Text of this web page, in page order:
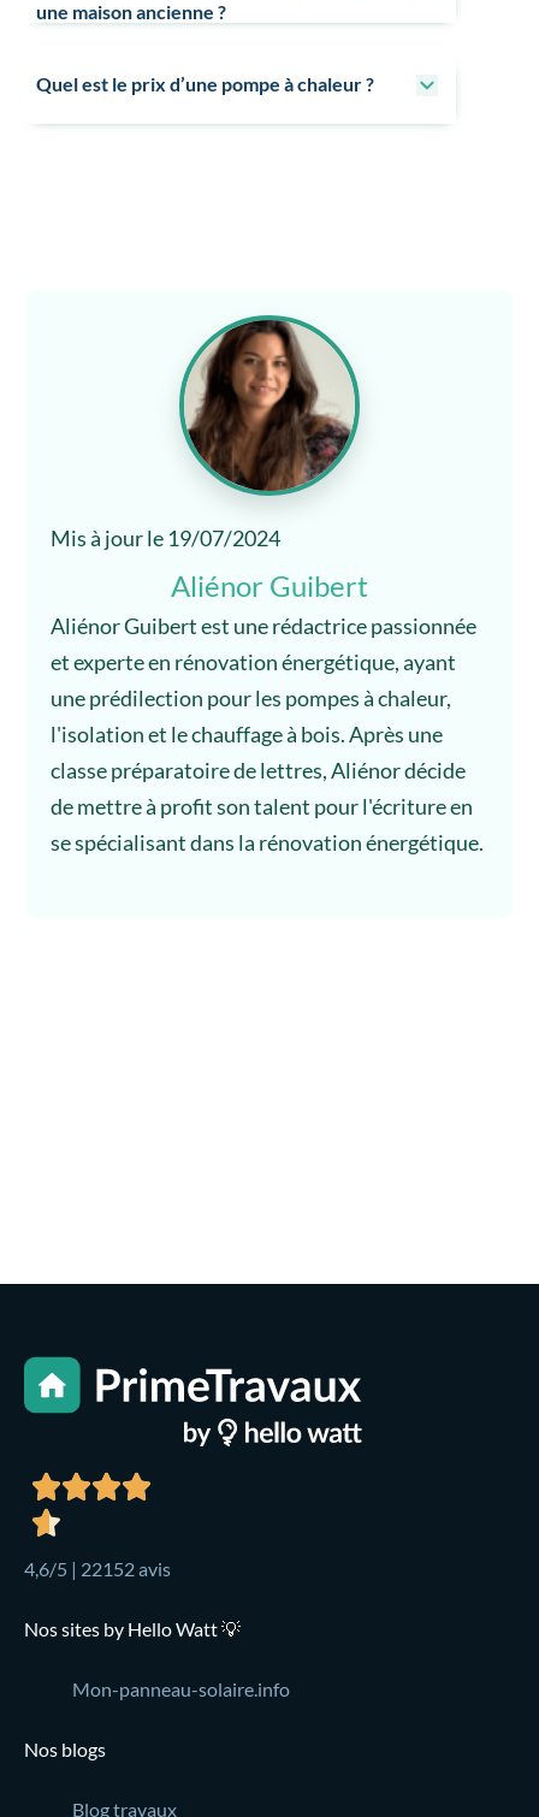
une maison ancienne ?
Quel est le prix d’une pompe à chaleur ?
Mis à jour le 19/07/2024
Aliénor Guibert
Aliénor Guibert est une rédactrice passionnée
et experte en rénovation énergétique, ayant
une prédilection pour les pompes à chaleur,
l'isolation et le chauffage à bois. Après une
classe préparatoire de lettres, Aliénor décide
de mettre à profit son talent pour l'écriture en
se spécialisant dans la rénovation énergétique.
4,6/5 | 22152 avis
Nos sites by Hello Watt 💡
Mon-panneau-solaire.info
Nos blogs
Blog travaux